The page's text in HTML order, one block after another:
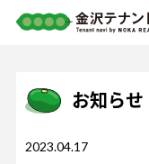
お知らせ
2023.04.17